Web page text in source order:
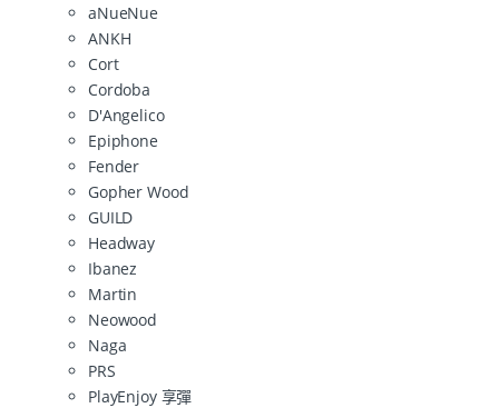
aNueNue
ANKH
Cort
Cordoba
D'Angelico
Epiphone
Fender
Gopher Wood
GUILD
Headway
Ibanez
Martin
Neowood
Naga
PRS
PlayEnjoy 享彈